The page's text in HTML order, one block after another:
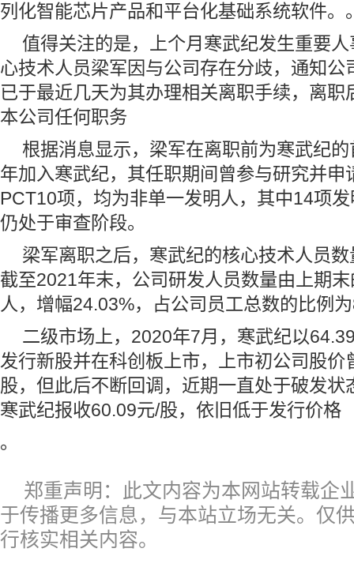
列化智能芯片产品和平台化基础系统软件。
值得关注的是，上个月寒武纪发生重要
心技术人员梁军因与公司存在分歧，通知公
已于最近几天为其办理相关离职手续，离职
本公司任何职务
根据消息显示，梁军在离职前为寒武纪
年加入寒武纪，其任职期间曾参与研究并申
PCT10项，均为非单一发明人，其中14项
仍处于审查阶段。
梁军离职之后，寒武纪的核心技术人员
截至2021年末，公司研发人员数量由上期
人，增幅24.03%，占公司员工总数的比例
二级市场上，2020年7月，寒武纪以
发行新股并在科创板上市，上市初公司股价
股，但此后不断回调，近期一直处于破发状
寒武纪报收60.09元/股，依旧低于发行价格
。
郑重声明：此文内容为本网站转载企
于传播更多信息，与本站立场无关。仅
行核实相关内容。